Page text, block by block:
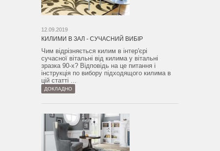
12.09.2019
КИЛИМИ В ЗАЛ - СУЧАСНИЙ ВИБІР
Чим відрізняється килим в інтер'єрі
сучасної вітальні від килима у вітальні
зразка 90-х? Відповідь на це питання і
інструкція по вибору підходящого килима в
цій статті ...
ДОКЛАДНО